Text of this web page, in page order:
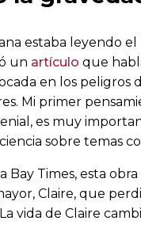
estaba leyendo el
un artículo que
en los peligros
Mi primer
es muy
sobre temas
Bay Times, esta
Claire, que
vida de Claire